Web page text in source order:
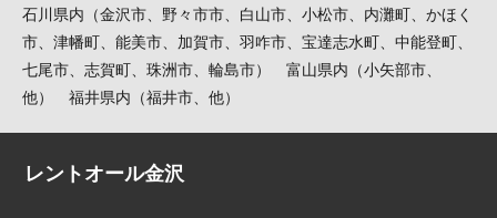
石川県内（金沢市、野々市市、白山市、小松市、内灘町、かほく
市、津幡町、能美市、加賀市、羽咋市、宝達志水町、中能登町、
七尾市、志賀町、珠洲市、輪島市） 富山県内（小矢部市、
他） 福井県内（福井市、他）
レントオール金沢